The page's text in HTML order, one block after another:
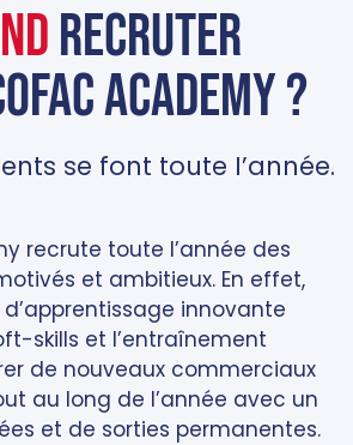
recruter
academy ?
se font toute I’année.
recrute toute l’année des
et ambitieux. En effet,
innovante
skills et l’entraînement
de nouveaux commerciaux
au long de l’année avec un
et de sorties permanentes.